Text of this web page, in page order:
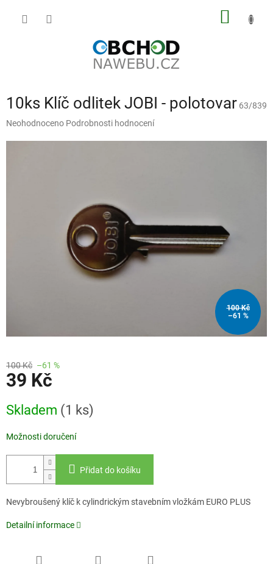
10ks Klíč odlitek JOBI - polotovar 63/839
Průměrné
Neohodnoceno Podrobnosti hodnocení
100 Kč
–61 %
100 Kč –61 %
39 Kč
cena:
Skladem (1 ks)
Možnosti doručení
Přidat do košíku
Nevybroušený klíč k cylindrickým stavebním vložkám EURO PLUS
Detailní informace